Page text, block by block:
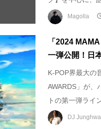
Magolla
「2024
一弾公開！日
K-POP界最大の
AWARDS」が、
トの第一弾ライ
DJ